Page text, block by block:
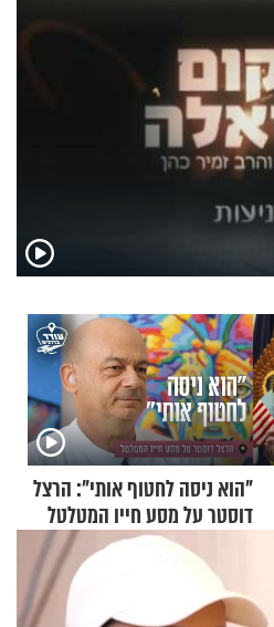
"הוא ניסה לחטוף אותי": הרצל
דוסטר על מסע חייו המטלטל